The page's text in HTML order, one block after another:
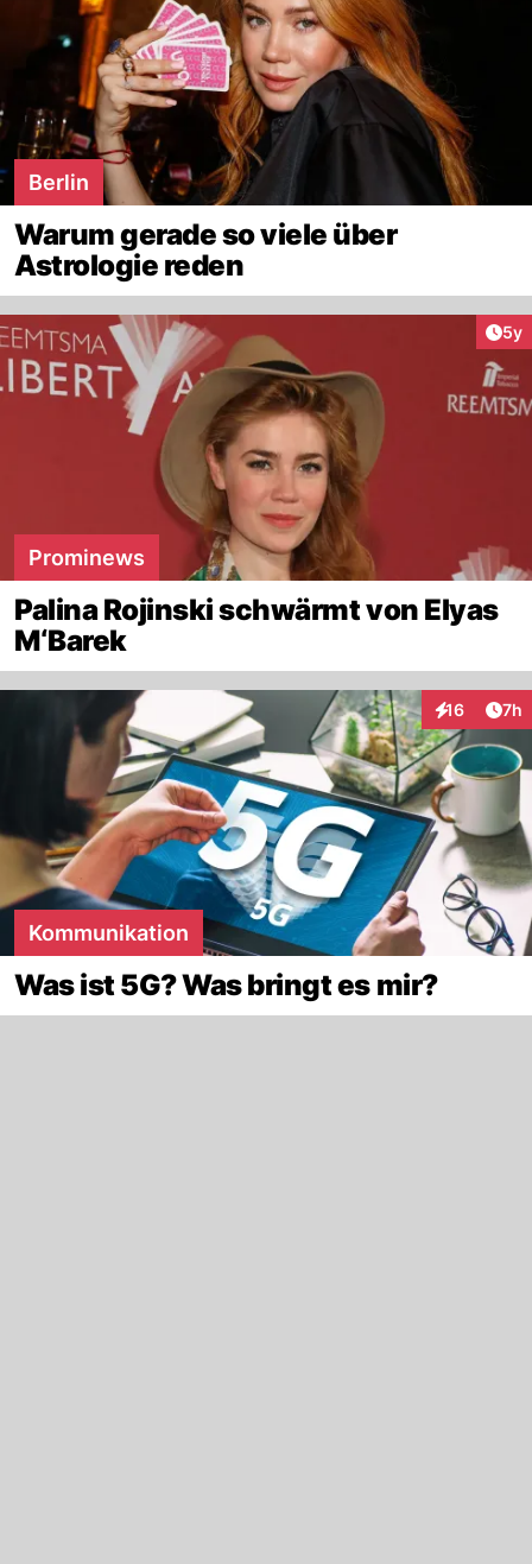
Berlin
Warum gerade so viele über
Astrologie reden
5y
Prominews
Palina Rojinski schwärmt von Elyas
M‘Barek
16 7h
Kommunikation
Was ist 5G? Was bringt es mir?